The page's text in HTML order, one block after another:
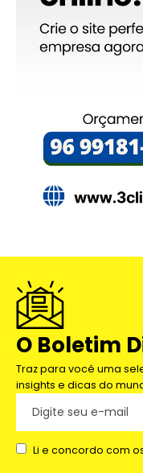
O Boletim
Traz para você uma
insights e dicas do
Li e concordo com